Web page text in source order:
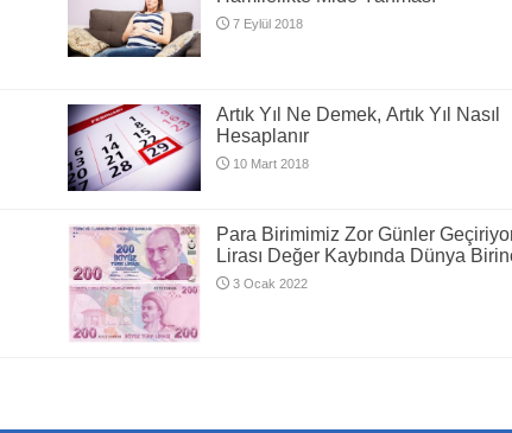
7 Eylül 2018
Artık Yıl Ne Demek, Artık Yıl Nasıl
Hesaplanır
10 Mart 2018
Para Birimimiz Zor Günler
Lirası Değer Kaybında Dünya
3 Ocak 2022